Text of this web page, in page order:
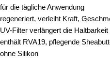
für die tägliche Anwendung
regeneriert, verleiht Kraft,
UV-Filter verlängert die
enthält RVA19, pflegende
ohne Silikon